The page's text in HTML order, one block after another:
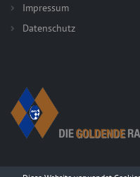
Impressum
Datenschutz